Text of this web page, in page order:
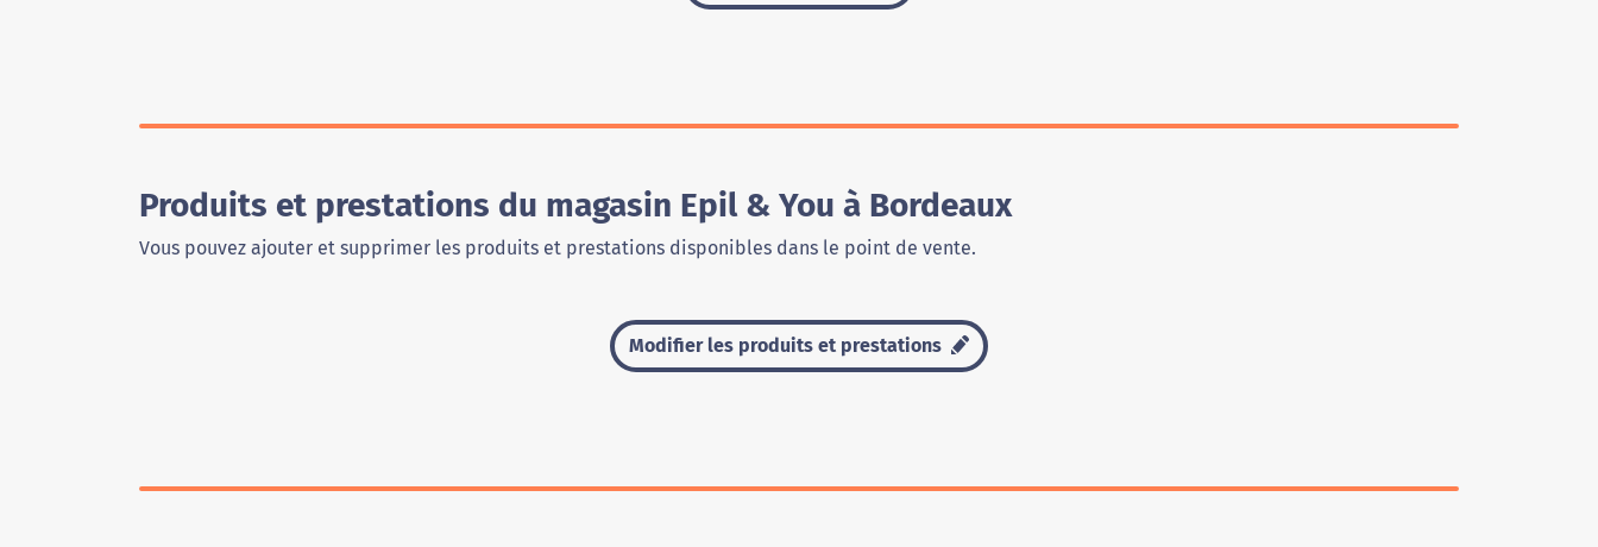
Produits et prestations du magasin Epil & You à Bordeaux
Vous pouvez ajouter et supprimer les produits et prestations disponibles dans le point de vente.
Modifier les produits et prestations